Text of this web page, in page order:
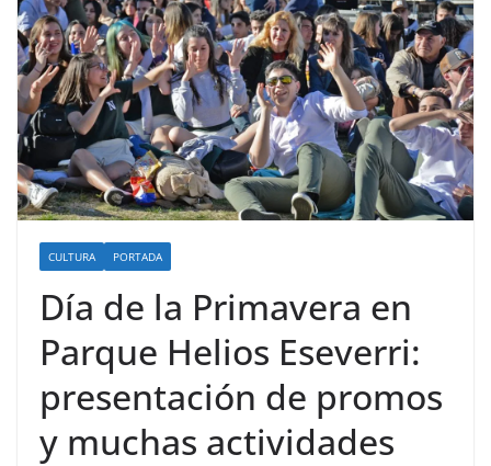
CULTURA PORTADA
Día de la Primavera en
Parque Helios Eseverri:
presentación de promos
y muchas actividades